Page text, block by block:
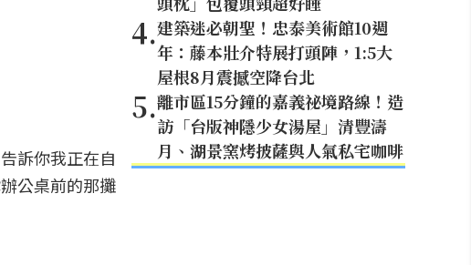
訴你我正在自
公桌前的那攤
4.建築迷必朝聖！忠泰美術館10週
年：藤本壯介特展打頭陣，1:5大
屋根8月震撼空降台北
5.離市區15分鐘的嘉義祕境路線！造
訪「台版神隱少女湯屋」清豐濤
月、湖景窯烤披薩與人氣私宅咖啡